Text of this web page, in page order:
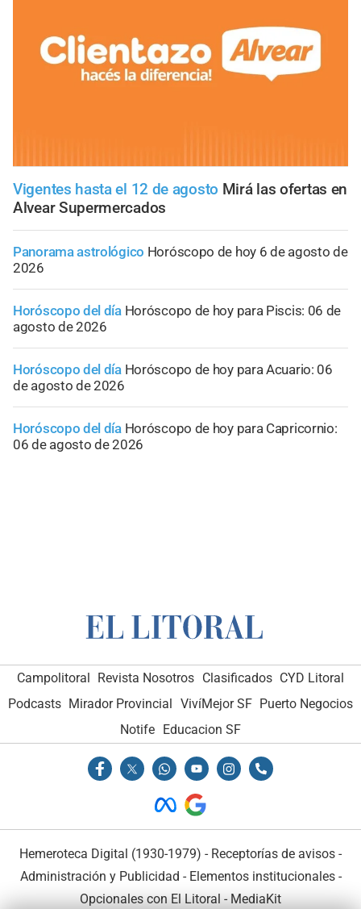
Vigentes hasta el 12 de agosto Mirá las ofertas en
Alvear Supermercados
Panorama astrológico Horóscopo de hoy 6 de agosto de
2026
Horóscopo del día Horóscopo de hoy para Piscis: 06 de
agosto de 2026
Horóscopo del día Horóscopo de hoy para Acuario: 06
de agosto de 2026
Horóscopo del día Horóscopo de hoy para Capricornio:
06 de agosto de 2026
Campolitoral Revista Nosotros Clasificados CYD Litoral
Podcasts Mirador Provincial VivíMejor SF Puerto Negocios
Notife Educacion SF
Hemeroteca Digital (1930-1979) - Receptorías de avisos -
Administración y Publicidad - Elementos institucionales-
Opcionales con El Litoral - MediaKit